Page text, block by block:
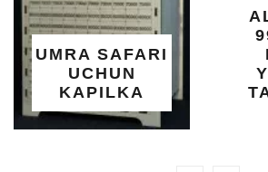
UMRA SAFARI
UCHUN
KAPILKA